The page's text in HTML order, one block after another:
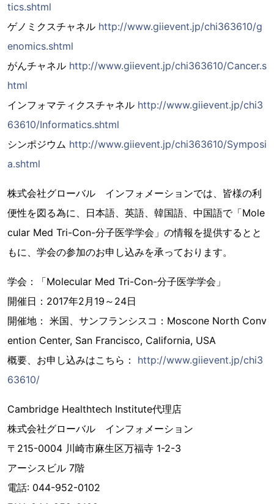
tics.shtml
ゲノミクスチャネル http://www.giievent.jp/chi363610/g
enomics.shtml
がんチャネル http://www.giievent.jp/chi363610/Cancer.s
html
インフォマティクスチャネル http://www.giievent.jp/chi3
63610/Informatics.shtml
シンポジウム http://www.giievent.jp/chi363610/Symposi
a.shtml
株式会社グローバル インフォメーションでは、皆様の利
便性を図る為に、日本語、英語、韓国語、中国語で「Mole
cular Med Tri-Con-分子医学学会」の情報を提供するとと
もに、学会の参加のお申し込みを承っております。
学会：「Molecular Med Tri-Con-分子医学学会」
開催日：2017年2月19～24日
開催地： 米国、サンフランシスコ：Moscone North Conv
ention Center, San Francisco, California, USA
概要、お申し込みはこちら： http://www.giievent.jp/chi3
63610/
Cambridge Healthtech Institute代理店
株式会社グローバル インフォメーション
〒215-0004 川崎市麻生区万福寺 1-2-3
アーシスビル 7階
電話: 044-952-0102